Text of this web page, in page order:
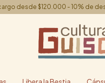
desde $120.000 - 10% de